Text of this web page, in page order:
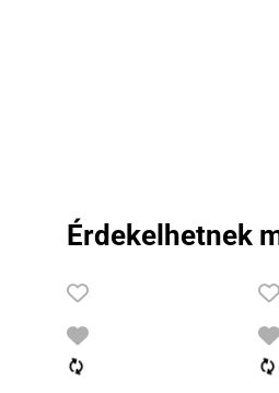
Érdekelhetnek